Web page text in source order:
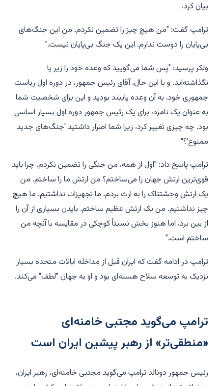
بیان کرد.
ترامپ گفت: "من هیچ چیز را تضمین نکردم. من این جنگ‌های
بی‌پایان را دوست ندارم. این یک جنگ بی‌پایان نیست."
ولکر پرسید: "پس شما می‌گویید که وعده خود را زیر پا
نگذاشته‌اید. و با این حال، آقای رئیس جمهور، در دوره اول ریاست
جمهوری خود، به آن وعده پایبند بودید و این برای شخصیت شما
به عنوان یک نامزد، برای یک رئیس جمهور دوره اول بسیار اساسی
بود. چه چیزی تغییر کرد، زیرا شما اصرار داشتید 'جنگ‌های جدید
ممنوع'؟"
ترامپ پاسخ داد: "اول از همه، من جنگی را تضمین نکردم. چرا باید
قوی‌ترین ارتش جهان را می‌ساختم؟ من ارتش ما را ساختم. من
یک ارتش وحشتناک را به ارث بردم. ما تجهیزات نداشتیم. ما هیچ
چیز نداشتیم. من یک ارتش عظیم ساختم. بایدن بسیاری از آن را
از بین برد، اما هنوز بخش نسبتاً کوچکی در مقایسه با آنچه من
ساختم است."
ترامپ در ادامه گفت که ایران قبل از مداخله ایالات متحده بسیار
نزدیک به توسعه سلاح هسته‌ای بود و او به جهان "لطف" می‌کند.
ترامپ می‌گوید مجتبی خامنه‌ای
«منطقی‌تر» از رهبر پیشین ایران است
رئیس جمهور دونالد ترامپ می‌گوید مجتبی خامنه‌ای، رهبر ایران،